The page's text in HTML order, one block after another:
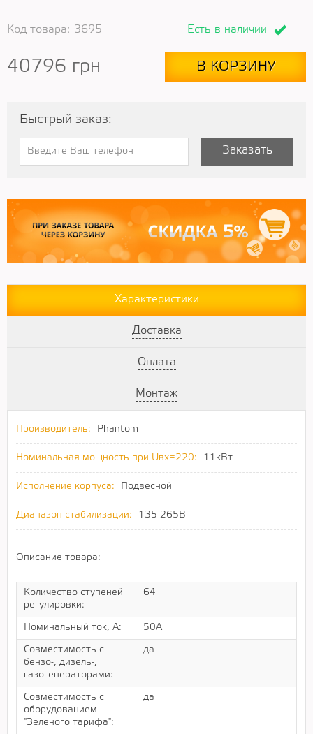
Код товара: 3695 Есть в наличии
40796 грн В КОРЗИНУ
Быстрый заказ:
Заказать
Характеристики
Доставка
Оплата
Монтаж
Производитель: Phantom
Номинальная мощность при Uвх=220: 11кВт
Исполнение корпуса: Подвесной
Диапазон стабилизации: 135-265В
Описание товара:
Количество ступеней
регулировки:
64
Номинальный ток, А: 50А
Совместимость с
бензо-, дизель-,
газогенераторами:
да
Совместимость с
оборудованием
"Зеленого тарифа":
да